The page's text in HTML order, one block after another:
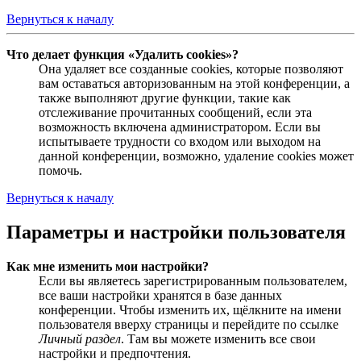
Вернуться к началу
Что делает функция «Удалить cookies»?
Она удаляет все созданные cookies, которые позволяют
вам оставаться авторизованным на этой конференции, а
также выполняют другие функции, такие как
отслеживание прочитанных сообщений, если эта
возможность включена администратором. Если вы
испытываете трудности со входом или выходом на
данной конференции, возможно, удаление cookies может
помочь.
Вернуться к началу
Параметры и настройки пользователя
Как мне изменить мои настройки?
Если вы являетесь зарегистрированным пользователем,
все ваши настройки хранятся в базе данных
конференции. Чтобы изменить их, щёлкните на имени
пользователя вверху страницы и перейдите по ссылке
Личный раздел. Там вы можете изменить все свои
настройки и предпочтения.